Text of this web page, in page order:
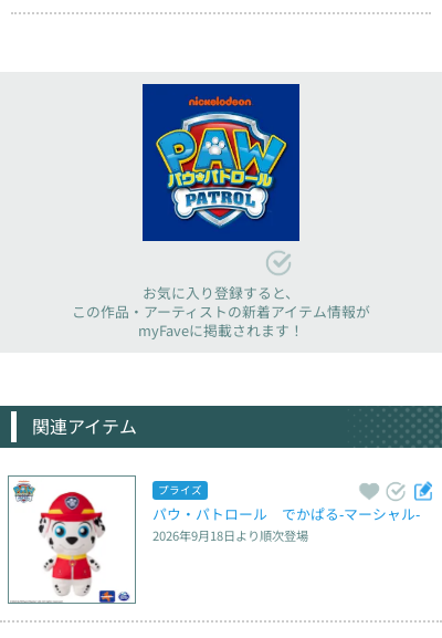
お気に入り登録すると、
この作品・アーティストの新着アイテム情報が
myFaveに掲載されます！
関連アイテム
プライズ
パウ・パトロール　でかぱる‐マーシャル‐
2026年9月18日より順次登場